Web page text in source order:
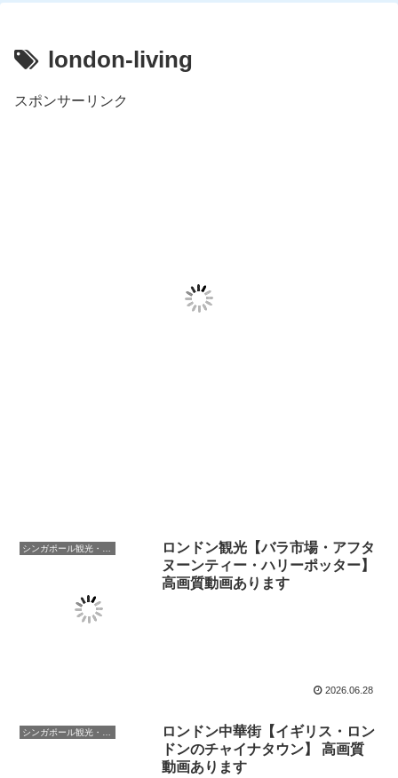
london-living
スポンサーリンク
ロンドン観光【バラ市場・アフタ
ヌーンティー・ハリーポッター】
高画質動画あります
2026.06.28
ロンドン中華街【イギリス・ロン
ドンのチャイナタウン】 高画質
動画あります